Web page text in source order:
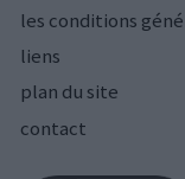
les conditions
liens
plan du site
contact